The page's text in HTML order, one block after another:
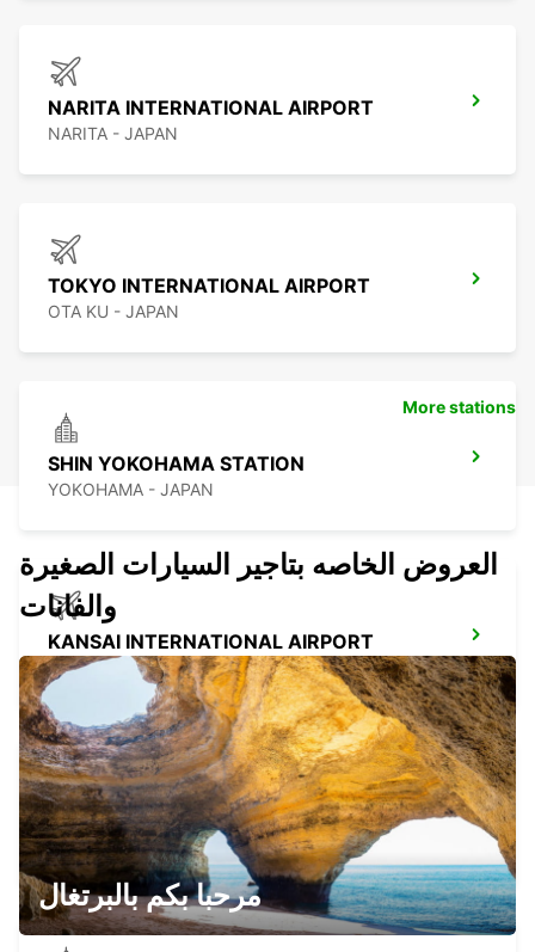
NARITA INTERNATIONAL AIRPORT
NARITA - JAPAN
TOKYO INTERNATIONAL AIRPORT
OTA KU - JAPAN
SHIN YOKOHAMA STATION
YOKOHAMA - JAPAN
KANSAI INTERNATIONAL AIRPORT
IZUMISANO - JAPAN
GANGNAM DOWNTOWN
SEOUL - KOREA(SOUTH)
More stations
العروض الخاصه بتاجير السيارات الصغيرة
والفانات
مرحبا بكم بالبرتغال